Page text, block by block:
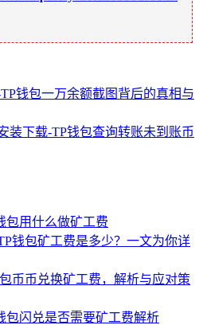
钱包一万余额截图背后的真相与
装下载-TP钱包查询转账未到账币
包用什么做矿工费
钱包矿工费是多少？一文为你详
币币兑换矿工费，解析与应对策
包闪兑是否需要矿工费解析